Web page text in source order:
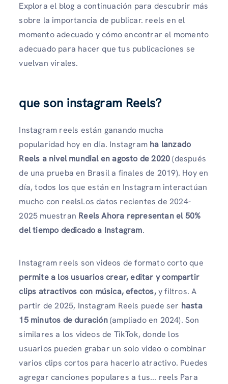
Explora el blog a continuación para descubrir más
sobre la importancia de publicar. reels en el
momento adecuado y cómo encontrar el momento
adecuado para hacer que tus publicaciones se
vuelvan virales.
que son instagram Reels?
Instagram reels están ganando mucha
popularidad hoy en día. Instagram ha lanzado
Reels a nivel mundial en agosto de 2020(después
de una prueba en Brasil a finales de 2019). Hoy en
día, todos los que están en Instagram interactúan
mucho con reelsLos datos recientes de 2024-
2025 muestran Reels Ahora representan el 50%
del tiempo dedicado a Instagram.
Instagram reels son videos de formato corto que
permite a los usuarios crear, editar y compartir
clips atractivos con música, efectos,y filtros. A
partir de 2025, Instagram Reels puede ser hasta
15 minutos de duración(ampliado en 2024). Son
similares a los videos de TikTok, donde los
usuarios pueden grabar un solo video o combinar
varios clips cortos para hacerlo atractivo. Puedes
agregar canciones populares a tus... reels Para